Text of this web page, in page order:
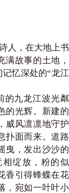
人，在大地上书
满故事的土地，
忆深处的“龙江
的九龙江波光粼
的光辉。新建的
威风凛凛地守护
扑面而来。道路
曳，发出沙沙的
绽放，粉的似
香引得蜂蝶在花
，宛如一叶叶小